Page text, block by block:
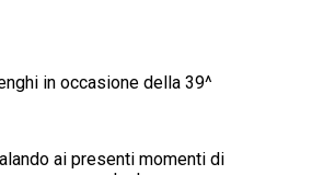
in occasione della 39^
ai presenti momenti di